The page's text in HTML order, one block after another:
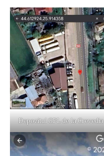
Depozitul GPL de la Crevedia